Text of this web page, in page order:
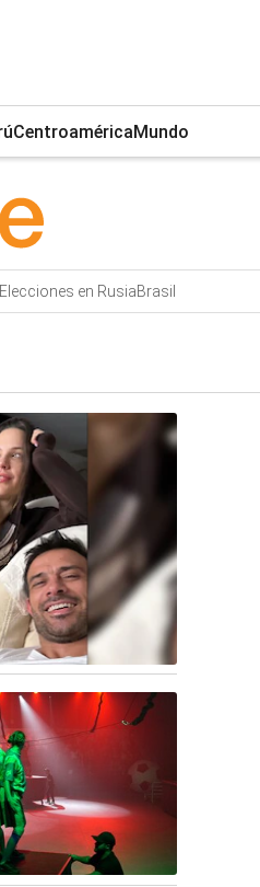
CentroaméricaMundo
Elecciones en RusiaBrasil